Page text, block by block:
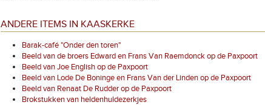
ANDERE ITEMS IN KAASKERKE
Barak-café "Onder den toren"
Beeld van de broers Edward en Frans Van Raemdonck op de Paxpoort
Beeld van Joe English op de Paxpoort
Beeld van Lode De Boninge en Frans Van der Linden op de Paxpoort
Beeld van Renaat De Rudder op de Paxpoort
Brokstukken van heldenhuldezerkjes